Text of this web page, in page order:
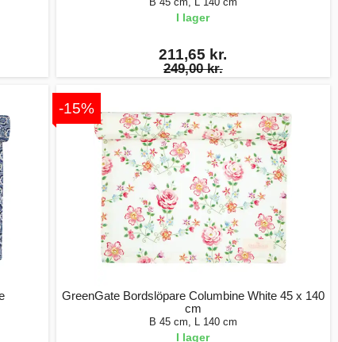
I lager
211,65 kr.
249,00 kr.
-15%
GreenGate Bordslöpare Columbine White 45 x 140
cm
B 45 cm, L 140 cm
I lager